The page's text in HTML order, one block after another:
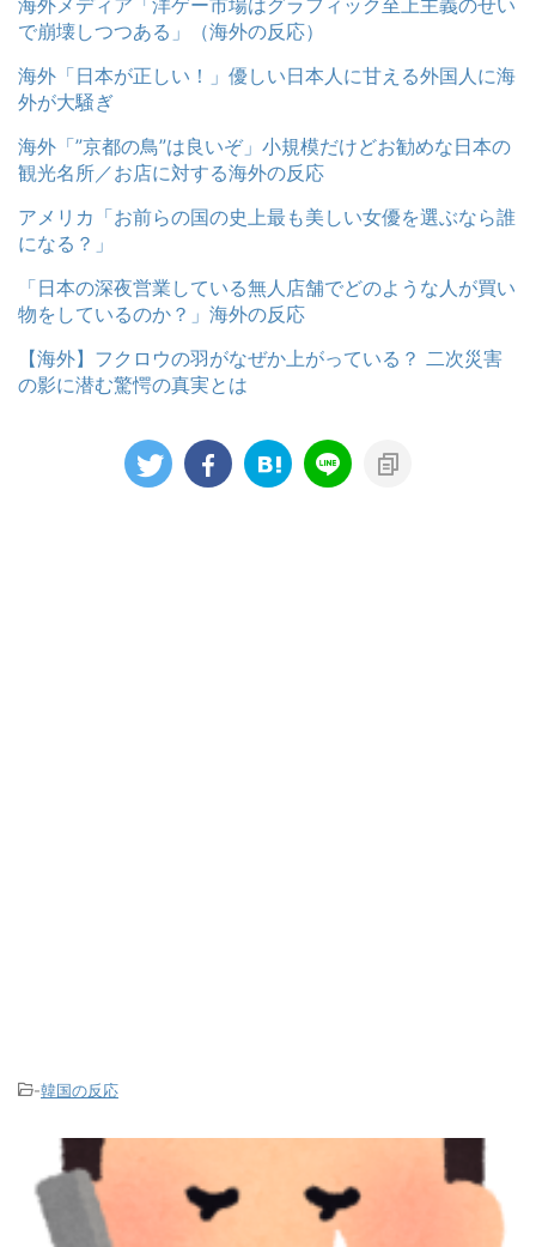
で崩壊しつつある」（海外の反応）
海外「日本が正しい！」優しい日本人に甘える外国人に海
外が大騒ぎ
海外「”京都の鳥”は良いぞ」小規模だけどお勧めな日本の
観光名所／お店に対する海外の反応
アメリカ「お前らの国の史上最も美しい女優を選ぶなら誰
になる？」
「日本の深夜営業している無人店舗でどのような人が買い
物をしているのか？」海外の反応
【海外】フクロウの羽がなぜか上がっている？ 二次災害
の影に潜む驚愕の真実とは
-韓国の反応